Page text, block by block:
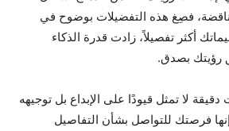
فصِغ هذه التفضيلات بوضوح في
أكثر تفصيلاً، زادت قدرة الذكاء
رؤيتك بصدق.
لا تمثل قيودًا على الإبداع بل توجيهه
فرصتك للتواصل بشأن التفاصيل